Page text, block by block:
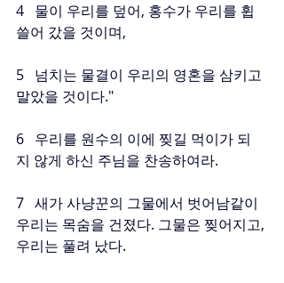
4   물이 우리를 덮어, 홍수가 우리를 휩
쓸어 갔을 것이며,
5   넘치는 물결이 우리의 영혼을 삼키고
말았을 것이다."
6   우리를 원수의 이에 찢길 먹이가 되
지 않게 하신 주님을 찬송하여라.
7   새가 사냥꾼의 그물에서 벗어남같이
우리는 목숨을 건졌다. 그물은 찢어지고,
우리는 풀려 났다.